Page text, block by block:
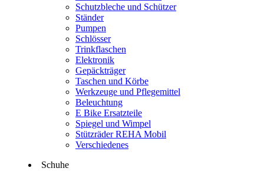
Schutzbleche und Schützer
Ständer
Pumpen
Schlösser
Trinkflaschen
Elektronik
Gepäckträger
Taschen und Körbe
Werkzeuge und Pflegemittel
Beleuchtung
E Bike Ersatzteile
Spiegel und Wimpel
Stützräder REHA Mobil
Verschiedenes
Schuhe